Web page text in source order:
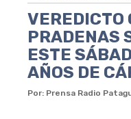
VEREDICTO
PRADENAS
ESTE
AÑOS DE
Por: Prensa Radio